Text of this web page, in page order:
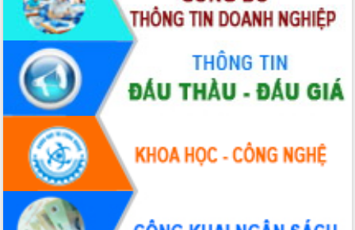
xuất khẩu sầu riêng và triển khai quy
định EUDR
Thứ trưởng Bộ Nông nghiệp và Môi
trường Nguyễn Hoàng Hiệp khảo sát
vùng trồng và doanh nghiệp đóng gói
sầu riêng tại Đắk Lắk
Trình diễn nghệ thuật chế biến các
món ăn từ sầu riêng
Đắk Lắk công bố Quy hoạch và xúc
tiến đầu tư tỉnh
Ngành cá ngừ Đắk Lắk chủ động thích
ứng để giữ vững thị trường xuất khẩu
Diễn đàn Kinh tế tư nhân Việt Nam đột